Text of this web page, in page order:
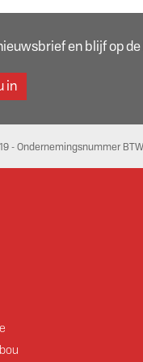
en blijf op
in
- Ondernemingsnummer BTW